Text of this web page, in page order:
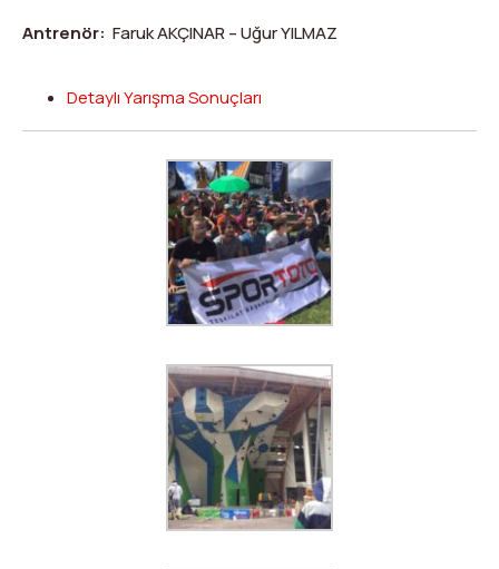
Antrenör: Faruk AKÇINAR – Uğur YILMAZ
Detaylı Yarışma Sonuçları